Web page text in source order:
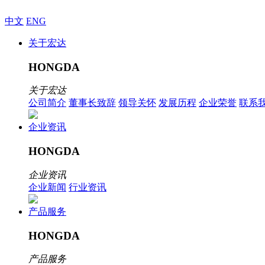
中文 ENG
关于宏达
HONGDA
关于宏达
公司简介 董事长致辞 领导关怀 发展历程 企业荣誉 联系
企业资讯
HONGDA
企业资讯
企业新闻 行业资讯
产品服务
HONGDA
产品服务